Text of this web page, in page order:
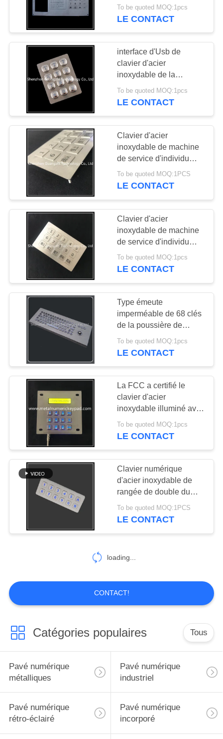
CITATION
PLAN
SITE
PRIVACY
POLICY
Pavé numérique
incorporé
Clavier industriel
avec Trackball
Clavier industriel
avec pavé tactile
20
dispositif de
pointage Trackball
26
clavier étanche
clavier d'acier
30
Le Pin codent le
clavier numérique
19
meuble de rangement
de supermarché
To be quoted MOQ:1pcs
LE CONTACT
interface d'Usb de
clavier d'acier
inoxydable de la
disposition 3x4 pour le
système d'entrée de
To be quoted MOQ:1pcs
LE CONTACT
Clavier d'acier
inoxydable de machine
de service d'individu
imperméable pour le
contrôleur à distance
To be quoted MOQ:1PCS
LE CONTACT
Clavier d'acier
inoxydable de machine
de service d'individu
garantie de 1 an pour le
contrôleur à distance
To be quoted MOQ:1pcs
LE CONTACT
Type émeute
imperméable de 68 clés
de la poussière de
clavier d'acier
inoxydable résistante
To be quoted MOQ:1pcs
LE CONTACT
La FCC a certifié le
clavier d'acier
inoxydable illuminé avec
l'indicateur de LED
To be quoted MOQ:1pcs
LE CONTACT
Clavier numérique
d'acier inoxydable de
rangée de double du
contre-jour IP65 de LED
pour le kiosque de
To be quoted MOQ:1PCS
LE CONTACT
loading...
CONTACT!
Catégories populaires Tous
Pavé numérique
métalliques
Pavé numérique
industriel
Pavé numérique
rétro-éclairé
Pavé numérique
incorporé